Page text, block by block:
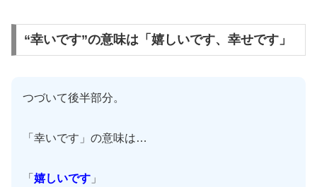
“幸いです”の意味は「嬉しいです、幸せです」
つづいて後半部分。
「幸いです」の意味は…
「 嬉しいです 」